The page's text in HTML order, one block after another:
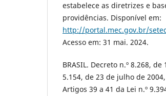
estabelece as diretrizes e
providências. Disponível em:
http://portal.mec.gov.br/
Acesso em: 31 mai. 2024.
BRASIL. Decreto n.º 8.268,
5.154, de 23 de julho de
Artigos 39 a 41 da Lei n.º